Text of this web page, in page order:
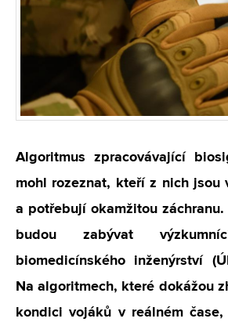
Algoritmus zpracovávající
mohl rozeznat, kteří z nich jsou
a potřebují okamžitou
budou zabývat
biomedicínského inženýrství
Na algoritmech, které dokážou
kondici vojáků v reálném